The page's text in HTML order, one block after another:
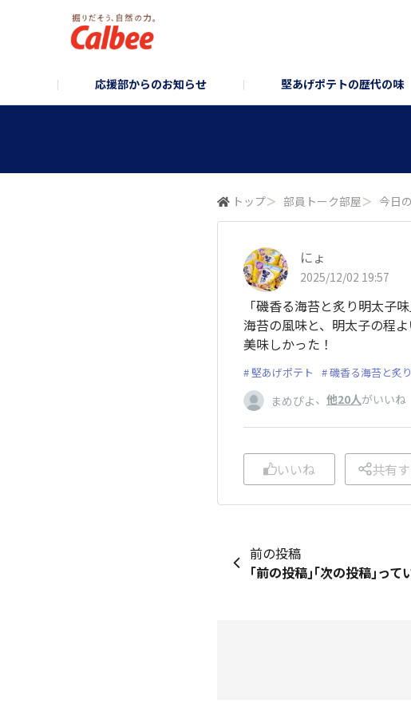
応援部からのお知らせ 堅あげポテトの歴代の味
トップ＞ 部員トーク部屋＞ 今日
にょ
2025/12/02 19:57
「磯香る海苔と炙り明太子
海苔の風味と、明太子の程
美味しかった！
堅あげポテト 磯香る海苔と炙
まめぴよ、 他20人がいいね
いいね 共有
前の投稿